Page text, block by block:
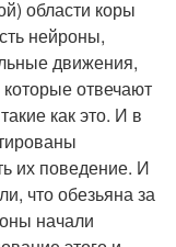
области коры
нейроны,
движения,
которые отвечают
как это. И в
их поведение. И
что обезьяна за
начали